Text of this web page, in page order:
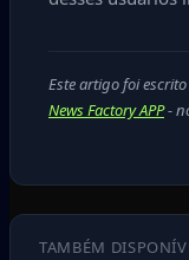
Este artigo foi
News Factory APP-
TAMBÉM